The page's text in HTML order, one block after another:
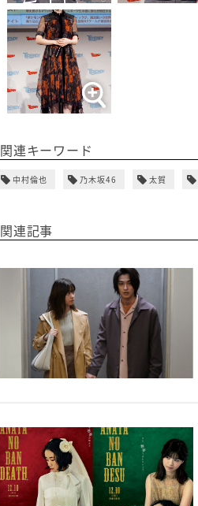
関連キーワード
中村倫也 乃木坂46 太賀
関連記事